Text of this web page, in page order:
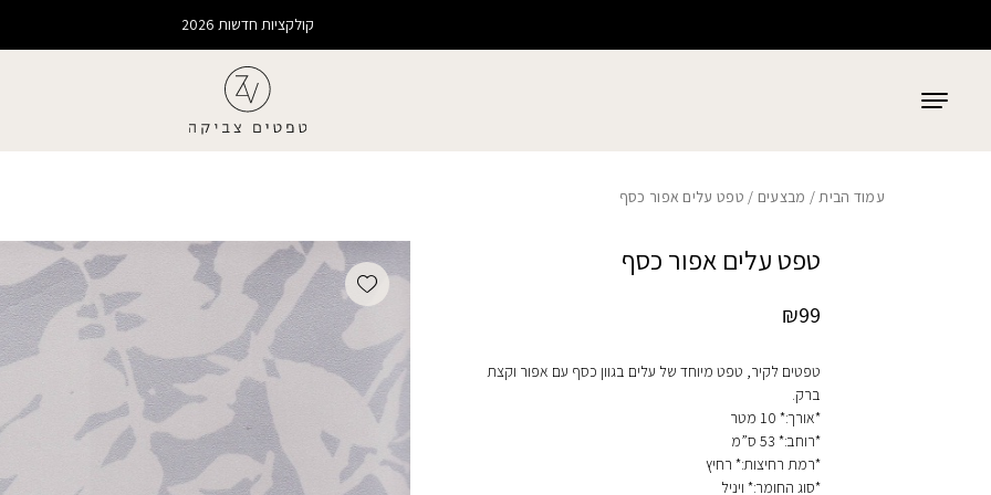
קולקציות חדשות 2026
עמוד הבית/ מבצעים / טפט עלים אפור כסף
טפט עלים אפור כסף
₪99
טפטים לקיר, טפט מיוחד של עלים בגוון כסף עם אפור וקצת
ברק.
*אורך:* 10 מטר
*רוחב:* 53 ס”מ
*רמת רחיצות:* רחיץ
*סוג החומר:* ויניל
Add wishlist